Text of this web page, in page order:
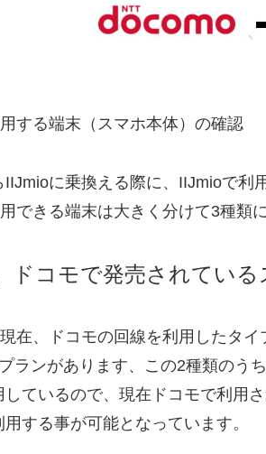
する端末（スマホ本体）の確認
IIJmioに乗換える際に、IIJmioで利
できる端末は大きく分けて3種類
ドコモで発売されている
在、ドコモの回線を利用したタ
ランがあります、この2種類のう
しているので、現在ドコモで利用
する事が可能となっています。